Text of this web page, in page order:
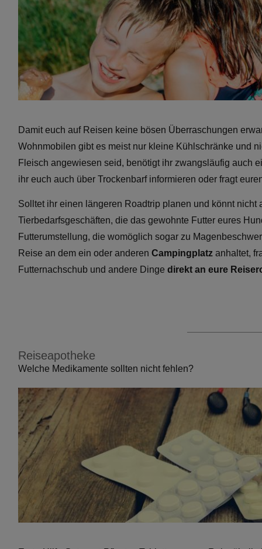
Damit euch auf Reisen keine bösen Überraschungen
Wohnmobilen gibt es meist nur kleine Kühlschränke und
Fleisch angewiesen seid, benötigt ihr zwangsläufig auch
ihr euch auch über Trockenbarf informieren oder fragt
Solltet ihr einen längeren Roadtrip planen und könnt
Tierbedarfsgeschäften, die das gewohnte Futter eures
Futterumstellung, die womöglich sogar zu
Reise an dem ein oder anderen Campingplatz anhaltet,
Futternachschub und andere Dinge direkt an eure
Reiseapotheke
Welche Medikamente sollten nicht fehlen?